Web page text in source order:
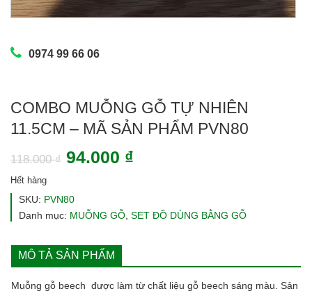
0974 99 66 06
COMBO MUỖNG GỖ TỰ NHIÊN
11.5CM – MÃ SẢN PHẨM PVN80
118.000₫ Giá
là:
118.000 ₫.
94.000 ₫
là:
Hết hàng
SKU: PVN80
Danh mục: MUỖNG GỖ SET ĐỒ DÙNG BẰNG GỖ
MÔ TẢ SẢN PHẨM
Muỗng gỗ beech được làm từ chất liệu gỗ beech sáng màu. Sản